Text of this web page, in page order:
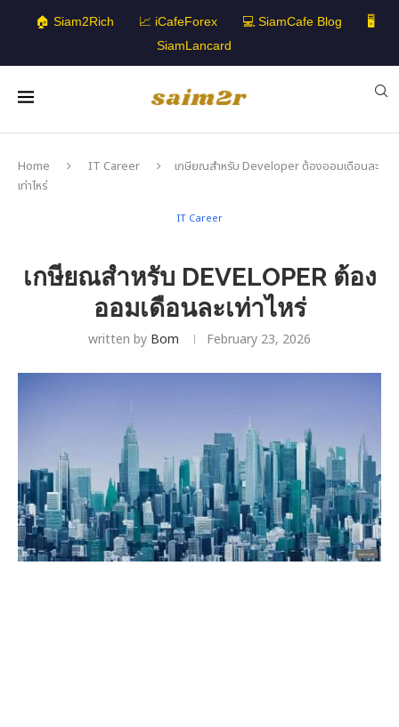
🏠 Siam2Rich 📈 iCafeForex 💻 SiamCafe Blog
🖥️
SiamLancard
Home IT Career
เกษียณสำหรับ Developer ต้องออมเดือนละ
เท่าไหร่
IT Career
เกษียณสำหรับ DEVELOPER ต้อง
ออมเดือนละเท่าไหร่
written by Bom February 23, 2026